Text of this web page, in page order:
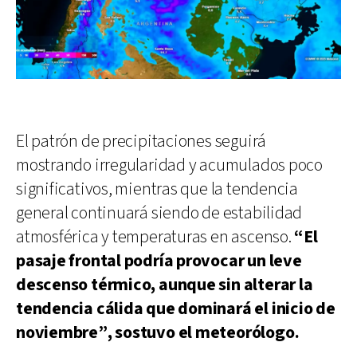
El patrón de precipitaciones seguirá
mostrando irregularidad y acumulados poco
significativos, mientras que la tendencia
general continuará siendo de estabilidad
atmosférica y temperaturas en ascenso.“El
pasaje frontal podría provocar un leve
descenso térmico, aunque sin alterar la
tendencia cálida que dominará el inicio de
noviembre”, sostuvo el meteorólogo.